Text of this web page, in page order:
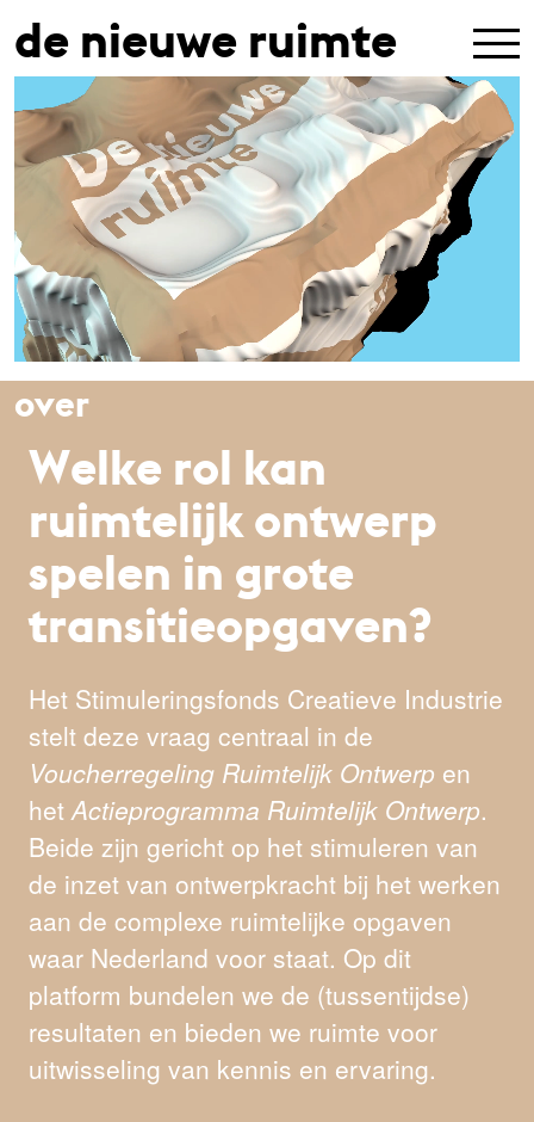
de nieuwe ruimte
over
Welke rol kan
ruimtelijk ontwerp
spelen in grote
transitieopgaven?
Het Stimuleringsfonds Creatieve Industrie
stelt deze vraag centraal in de
Voucherregeling Ruimtelijk Ontwerp en
het Actieprogramma Ruimtelijk Ontwerp.
Beide zijn gericht op het stimuleren van
de inzet van ontwerpkracht bij het werken
aan de complexe ruimtelijke opgaven
waar Nederland voor staat. Op dit
platform bundelen we de (tussentijdse)
resultaten en bieden we ruimte voor
uitwisseling van kennis en ervaring.